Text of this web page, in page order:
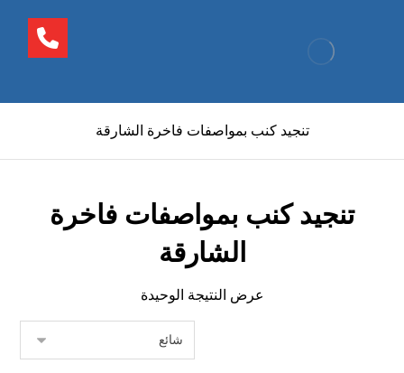
تنجيد كنب بمواصفات فاخرة الشارقة
تنجيد كنب بمواصفات فاخرة
الشارقة
عرض النتيجة الوحيدة